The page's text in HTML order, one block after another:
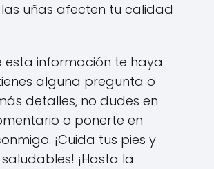
uñas afecten tu calidad
esta información te haya
alguna pregunta o
detalles, no dudes en
o ponerte en
¡Cuida tus pies y
¡Hasta la